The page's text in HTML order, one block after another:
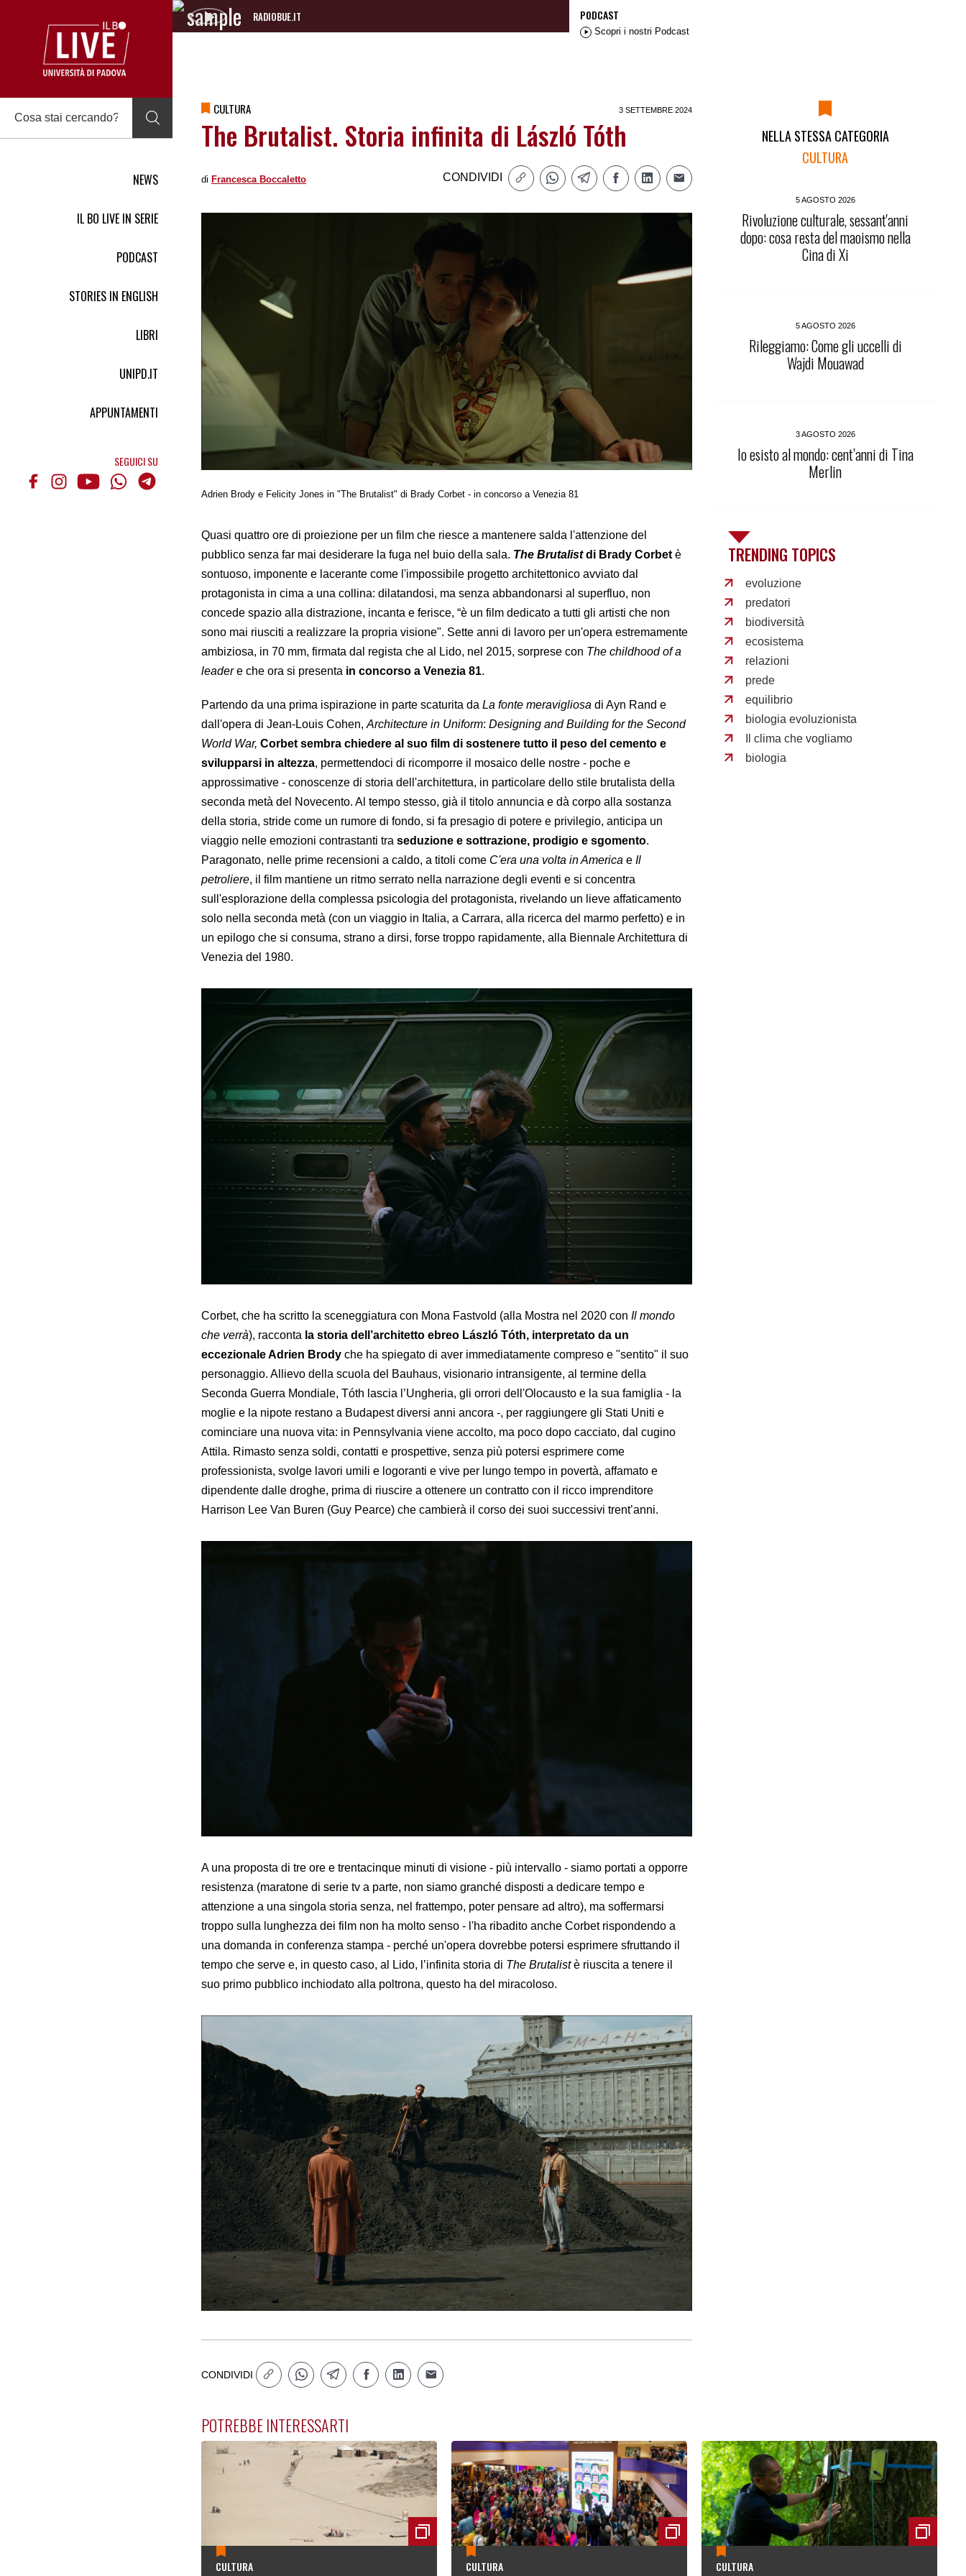
NEWS
IL BO LIVE IN SERIE
PODCAST
STORIES IN ENGLISH
LIBRI
UNIPD.IT
APPUNTAMENTI
SEGUICI SU
RADIOBUE.IT
Audio
PODCAST
Scopri i nostri Podcast
CULTURA 3 SETTEMBRE 2024
The Brutalist. Storia infinita di László Tóth
di Francesca Boccaletto CONDIVIDI
Adrien Brody e Felicity Jones in "The Brutalist" di Brady Corbet - in concorso a Venezia 81
Quasi quattro ore di proiezione per un film che riesce a mantenere salda l'attenzione del
pubblico senza far mai desiderare la fuga nel buio della sala. The Brutalist di Brady Corbet è
sontuoso, imponente e lacerante come l'impossibile progetto architettonico avviato dal
protagonista in cima a una collina: dilatandosi, ma senza abbandonarsi al superfluo, non
concede spazio alla distrazione, incanta e ferisce, “è un film dedicato a tutti gli artisti che non
sono mai riusciti a realizzare la propria visione". Sette anni di lavoro per un'opera estremamente
ambiziosa, in 70 mm, firmata dal regista che al Lido, nel 2015, sorprese con The childhood of a
leadere che ora si presenta in concorso a Venezia 81.
Partendo da una prima ispirazione in parte scaturita da La fonte meravigliosa di Ayn Rand e
dall'opera di Jean-Louis Cohen, Architecture in Uniform: Designing and Building for the Second
World War, Corbet sembra chiedere al suo film di sostenere tutto il peso del cemento e
svilupparsi in altezza, permettendoci di ricomporre il mosaico delle nostre - poche e
approssimative - conoscenze di storia dell'architettura, in particolare dello stile brutalista della
seconda metà del Novecento. Al tempo stesso, già il titolo annuncia e dà corpo alla sostanza
della storia, stride come un rumore di fondo, si fa presagio di potere e privilegio, anticipa un
viaggio nelle emozioni contrastanti tra seduzione e sottrazione, prodigio e sgomento.
Paragonato, nelle prime recensioni a caldo, a titoli come C'era una volta in America e Il
petroliere, il film mantiene un ritmo serrato nella narrazione degli eventi e si concentra
sull'esplorazione della complessa psicologia del protagonista, rivelando un lieve affaticamento
solo nella seconda metà (con un viaggio in Italia, a Carrara, alla ricerca del marmo perfetto) e in
un epilogo che si consuma, strano a dirsi, forse troppo rapidamente, alla Biennale Architettura di
Venezia del 1980.
Corbet, che ha scritto la sceneggiatura con Mona Fastvold (alla Mostra nel 2020 con Il mondo
che verrà), racconta la storia dell’architetto ebreo László Tóth, interpretato da un
eccezionale Adrien Brody che ha spiegato di aver immediatamente compreso e "sentito" il suo
personaggio. Allievo della scuola del Bauhaus, visionario intransigente, al termine della
Seconda Guerra Mondiale, Tóth lascia l’Ungheria, gli orrori dell'Olocausto e la sua famiglia - la
moglie e la nipote restano a Budapest diversi anni ancora -, per raggiungere gli Stati Uniti e
cominciare una nuova vita: in Pennsylvania viene accolto, ma poco dopo cacciato, dal cugino
Attila. Rimasto senza soldi, contatti e prospettive, senza più potersi esprimere come
professionista, svolge lavori umili e logoranti e vive per lungo tempo in povertà, affamato e
dipendente dalle droghe, prima di riuscire a ottenere un contratto con il ricco imprenditore
Harrison Lee Van Buren (Guy Pearce) che cambierà il corso dei suoi successivi trent’anni.
A una proposta di tre ore e trentacinque minuti di visione - più intervallo - siamo portati a opporre
resistenza (maratone di serie tv a parte, non siamo granché disposti a dedicare tempo e
attenzione a una singola storia senza, nel frattempo, poter pensare ad altro), ma soffermarsi
troppo sulla lunghezza dei film non ha molto senso - l'ha ribadito anche Corbet rispondendo a
una domanda in conferenza stampa - perché un'opera dovrebbe potersi esprimere sfruttando il
tempo che serve e, in questo caso, al Lido, l’infinita storia di The Brutalistè riuscita a tenere il
suo primo pubblico inchiodato alla poltrona, questo ha del miracoloso.
CONDIVIDI
NELLA STESSA CATEGORIA
CULTURA
5 AGOSTO 2026
Rivoluzione culturale, sessant'anni
dopo: cosa resta del maoismo nella
Cina di Xi
5 AGOSTO 2026
Rileggiamo: Come gli uccelli di
Wajdi Mouawad
3 AGOSTO 2026
Io esisto al mondo: cent’anni di Tina
Merlin
TRENDING TOPICS
evoluzione
predatori
biodiversità
ecosistema
relazioni
prede
equilibrio
biologia evoluzionista
Il clima che vogliamo
biologia
POTREBBE INTERESSARTI
CULTURA CULTURA CULTURA